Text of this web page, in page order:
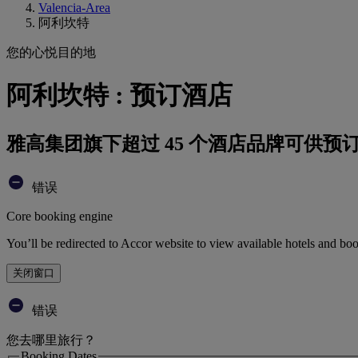
Valencia-Area
阿利坎特
您的心悦目的地
阿利坎特 : 预订酒店
雅高集团旗下超过 45 个酒店品牌可供预
错误
Core booking engine
You’ll be redirected to Accor website to view available hotels and
关闭窗口
错误
您去哪里旅行？